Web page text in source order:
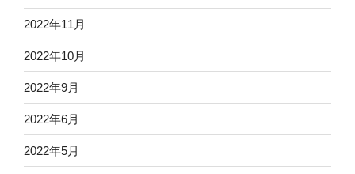
2022年11月
2022年10月
2022年9月
2022年6月
2022年5月